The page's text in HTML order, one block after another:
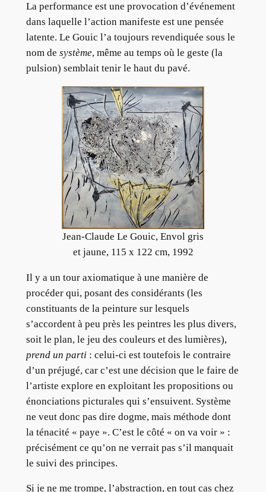
La performance est une provocation d’événement
dans laquelle l’action manifeste est une pensée
latente. Le Gouic l’a toujours revendiquée sous le
nom de système, même au temps où le geste (la
pulsion) semblait tenir le haut du pavé.
Jean-Claude Le Gouic, Envol gris
et jaune, 115 x 122 cm, 1992
Il y a un tour axiomatique à une manière de
procéder qui, posant des considérants (les
constituants de la peinture sur lesquels
s’accordent à peu près les peintres les plus divers,
soit le plan, le jeu des couleurs et des lumières),
prend un parti : celui-ci est toutefois le contraire
d’un préjugé, car c’est une décision que le faire de
l’artiste explore en exploitant les propositions ou
énonciations picturales qui s’ensuivent. Système
ne veut donc pas dire dogme, mais méthode dont
la ténacité « paye ». C’est le côté « on va voir » :
précisément ce qu’on ne verrait pas s’il manquait
le suivi des principes.
Si je ne me trompe, l’abstraction, en tout cas chez